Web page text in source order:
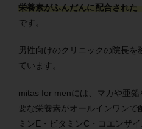
栄養素がふんだんに配合された
です。
男性向けのクリニックの院長を
ています。
mitas for menには、マカや亜
要な栄養素がオールインワンで
ミンE・ビタミンC・コエンザ